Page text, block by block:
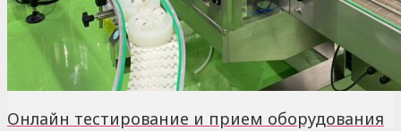
Онлайн тестирование и прием оборудования